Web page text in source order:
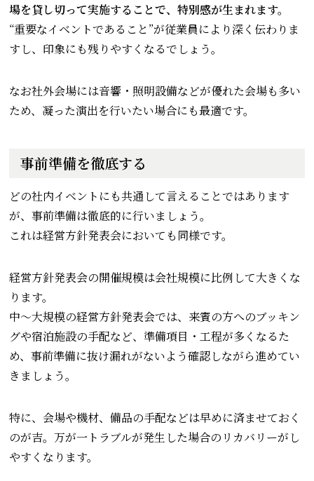
場を貸し切って実施することで、特別感が生まれます。
“重要なイベントであること”が従業員により深く伝わりま
すし、印象にも残りやすくなるでしょう。
なお社外会場には音響・照明設備などが優れた会場も多い
ため、凝った演出を行いたい場合にも最適です。
事前準備を徹底する
どの社内イベントにも共通して言えることではあります
が、事前準備は徹底的に行いましょう。
これは経営方針発表会においても同様です。
経営方針発表会の開催規模は会社規模に比例して大きくな
ります。
中～大規模の経営方針発表会では、来賓の方へのブッキン
グや宿泊施設の手配など、準備項目・工程が多くなるた
め、事前準備に抜け漏れがないよう確認しながら進めてい
きましょう。
特に、会場や機材、備品の手配などは早めに済ませておく
のが吉。万が一トラブルが発生した場合のリカバリーがし
やすくなります。